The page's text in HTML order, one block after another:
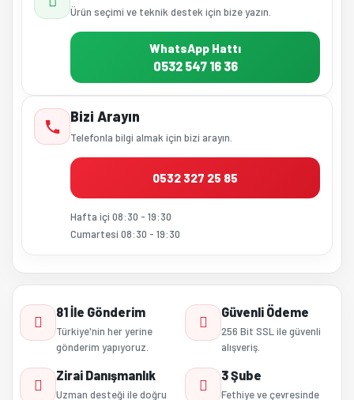
Ürün seçimi ve teknik destek için bize yazın.
WhatsApp Hattı
0532 547 16 36
Bizi Arayın
Telefonla bilgi almak için bizi arayın.
0532 327 25 85
Hafta içi 08:30 - 19:30
Cumartesi 08:30 - 19:30
81 İle Gönderim
Türkiye'nin her yerine
gönderim yapıyoruz.
Güvenli Ödeme
256 Bit SSL ile güvenli
alışveriş.
Zirai Danışmanlık
Uzman desteği ile doğru
3 Şube
Fethiye ve çevresinde